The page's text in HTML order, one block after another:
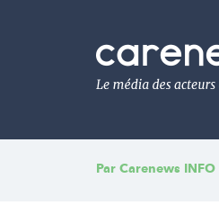
Le
média
de
l'engagement
Par Carenews INFO